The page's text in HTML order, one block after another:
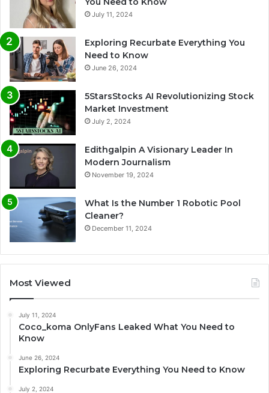
July 11, 2024
Exploring Recurbate Everything You
Need to Know
June 26, 2024
5StarsStocks AI Revolutionizing Stock
Market Investment
July 2, 2024
Edithgalpin A Visionary Leader In
Modern Journalism
November 19, 2024
What Is the Number 1 Robotic Pool
Cleaner?
December 11, 2024
Most Viewed
July 11, 2024
Coco_koma OnlyFans Leaked What You Need to
Know
June 26, 2024
Exploring Recurbate Everything You Need to Know
July 2, 2024